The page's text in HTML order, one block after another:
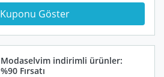
Kuponu Göster
Modaselvim indirimli ürünler:
%90 Fırsatı